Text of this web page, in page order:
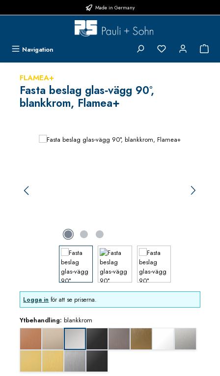
Made in Germany
Navigation Du har 0 objekt i
FLAMEA+
Fasta beslag glas‑vägg 90°,
blankkrom, Flamea+
Hoppa över bildgalleri
Logga in för att se priserna.
Ytbehandling: blankkrom
grafitmetall utseende (borstad)
guldbrons utseendemattkrom